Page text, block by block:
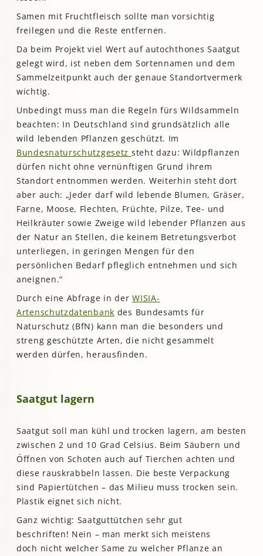
Samen mit Fruchtfleisch sollte man vorsichtig
freilegen und die Reste entfernen.
Da beim Projekt viel Wert auf autochthones Saatgut
gelegt wird, ist neben dem Sortennamen und dem
Sammelzeitpunkt auch der genaue Standortvermerk
wichtig.
Unbedingt muss man die Regeln fürs Wildsammeln
beachten: In Deutschland sind grundsätzlich alle
wild lebenden Pflanzen geschützt. Im
Bundesnaturschutzgesetz steht dazu: Wildpflanzen
dürfen nicht ohne vernünftigen Grund ihrem
Standort entnommen werden. Weiterhin steht dort
aber auch: „Jeder darf wild lebende Blumen, Gräser,
Farne, Moose, Flechten, Früchte, Pilze, Tee- und
Heilkräuter sowie Zweige wild lebender Pflanzen aus
der Natur an Stellen, die keinem Betretungsverbot
unterliegen, in geringen Mengen für den
persönlichen Bedarf pfleglich entnehmen und sich
aneignen.“
Durch eine Abfrage in derWISIA-
Artenschutzdatenbank des Bundesamts für
Naturschutz (BfN) kann man die besonders und
streng geschützte Arten, die nicht gesammelt
werden dürfen, herausfinden.
Saatgut lagern
Saatgut soll man kühl und trocken lagern, am besten
zwischen 2 und 10 Grad Celsius. Beim Säubern und
Öffnen von Schoten auch auf Tierchen achten und
diese rauskrabbeln lassen. Die beste Verpackung
sind Papiertütchen – das Milieu muss trocken sein.
Plastik eignet sich nicht.
Ganz wichtig: Saatguttütchen sehr gut
beschriften! Nein – man merkt sich meistens
doch nicht welcher Same zu welcher Pflanze an